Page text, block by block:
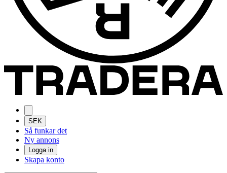
SEK
Så funkar det
Ny annons
Logga in
Skapa konto